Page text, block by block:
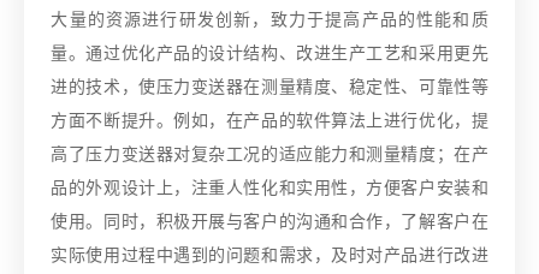
大量的资源进行研发创新，致力于提高产品的性能和质
量。通过优化产品的设计结构、改进生产工艺和采用更先
进的技术，使压力变送器在测量精度、稳定性、可靠性等
方面不断提升。例如，在产品的软件算法上进行优化，提
高了压力变送器对复杂工况的适应能力和测量精度；在产
品的外观设计上，注重人性化和实用性，方便客户安装和
使用。同时，积极开展与客户的沟通和合作，了解客户在
实际使用过程中遇到的问题和需求，及时对产品进行改进